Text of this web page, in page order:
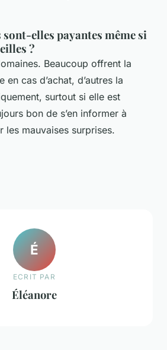
elles payantes même si
?
Beaucoup offrent la
cas d’achat, d’autres la
surtout si elle est
bon de s’en informer à
les mauvaises surprises.
É
ECRIT PAR
Éléanore